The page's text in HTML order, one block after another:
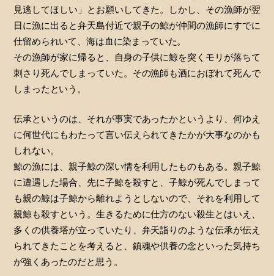
見逃してほしい」とお願いしてきた。しかし、その漁師が翌
日に漁に出ると弁天島付近で親子の鯨が仲間の漁師にすでに
仕留められいて、海は血に染まっていた。
その漁師が家に帰ると、自身の子供に鯨を突くモリが落ちて
刺さり死んでしまっていた。その漁師も酒におぼれて死んで
しまったという。
伝承というのは、それが事実であったかというより、何ゆえ
に何世代にもわたって言い伝えられてきたかが大事なのかも
しれない。
鯨の漁には、親子鯨の深い情を利用したものもある。親子鯨
に遭遇した場合、先に子鯨を殺すと、子鯨が死んでしまって
も親の鯨は子鯨から離れようとしないので、それを利用して
親鯨も殺すという。生きるために仕方のない殺生とはいえ、
多くの供養塔が立っていたり、弁天詣りのような伝承が伝え
られてきたことを考えると、鎮魂や供養の念といった気持ち
が強くあったのだと思う。